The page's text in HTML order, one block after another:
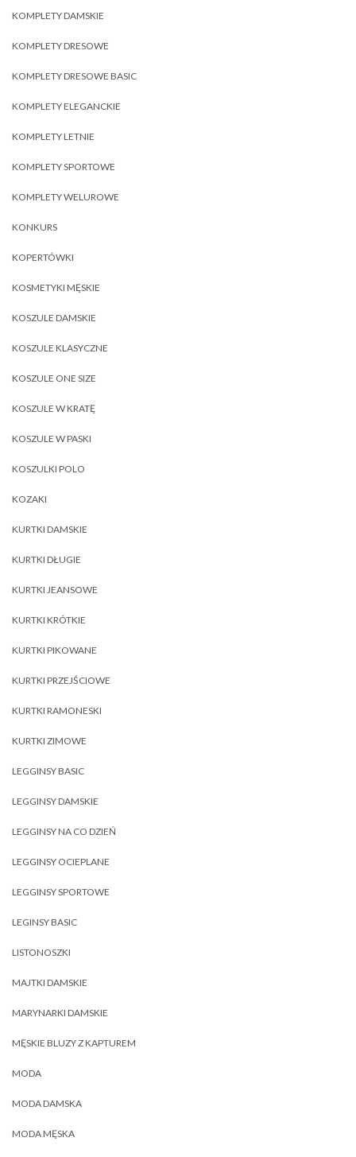
KOMPLETY DAMSKIE
KOMPLETY DRESOWE
KOMPLETY DRESOWE BASIC
KOMPLETY ELEGANCKIE
KOMPLETY LETNIE
KOMPLETY SPORTOWE
KOMPLETY WELUROWE
KONKURS
KOPERTÓWKI
KOSMETYKI MĘSKIE
KOSZULE DAMSKIE
KOSZULE KLASYCZNE
KOSZULE ONE SIZE
KOSZULE W KRATĘ
KOSZULE W PASKI
KOSZULKI POLO
KOZAKI
KURTKI DAMSKIE
KURTKI DŁUGIE
KURTKI JEANSOWE
KURTKI KRÓTKIE
KURTKI PIKOWANE
KURTKI PRZEJŚCIOWE
KURTKI RAMONESKI
KURTKI ZIMOWE
LEGGINSY BASIC
LEGGINSY DAMSKIE
LEGGINSY NA CO DZIEŃ
LEGGINSY OCIEPLANE
LEGGINSY SPORTOWE
LEGINSY BASIC
LISTONOSZKI
MAJTKI DAMSKIE
MARYNARKI DAMSKIE
MĘSKIE BLUZY Z KAPTUREM
MODA
MODA DAMSKA
MODA MĘSKA